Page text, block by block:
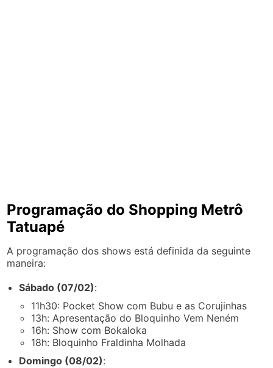
Programação do Shopping Metrô
Tatuapé
A programação dos shows está definida da seguinte
maneira:
Sábado (07/02):
11h30: Pocket Show com Bubu e as Corujinhas
13h: Apresentação do Bloquinho Vem Neném
16h: Show com Bokaloka
18h: Bloquinho Fraldinha Molhada
Domingo (08/02):